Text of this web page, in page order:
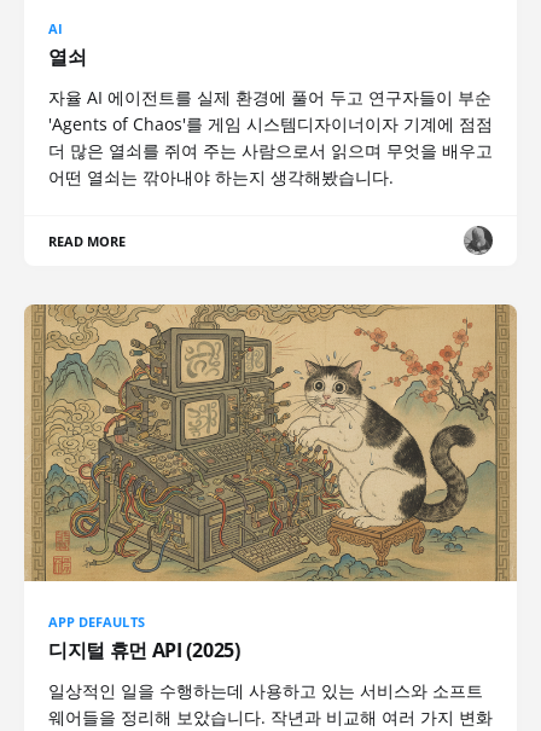
AI
열쇠
자율 AI 에이전트를 실제 환경에 풀어 두고 연구자들이 부순
'Agents of Chaos'를 게임 시스템디자이너이자 기계에 점점
더 많은 열쇠를 쥐여 주는 사람으로서 읽으며 무엇을 배우고
어떤 열쇠는 깎아내야 하는지 생각해봤습니다.
READ MORE
APP DEFAULTS
디지털 휴먼 API (2025)
일상적인 일을 수행하는데 사용하고 있는 서비스와 소프트
웨어들을 정리해 보았습니다. 작년과 비교해 여러 가지 변화